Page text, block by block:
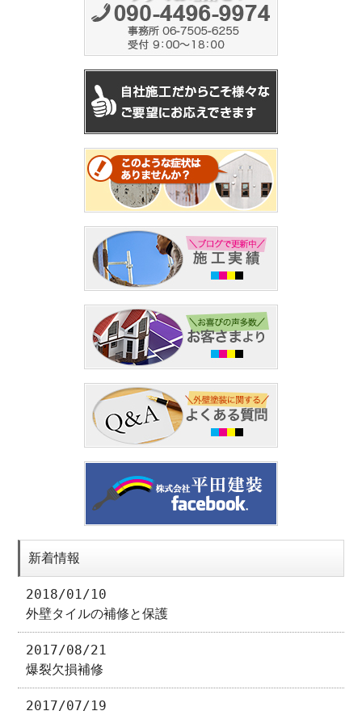
新着情報
2018/01/10
外壁タイルの補修と保護
2017/08/21
爆裂欠損補修
2017/07/19